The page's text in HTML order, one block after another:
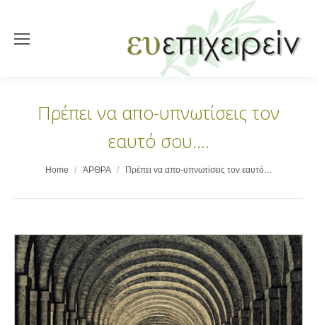
Πρέπει να απο-υπνωτίσεις τον
εαυτό σου….
You are here:
Home ΆΡΘΡΑ Πρέπει να απο-υπνωτίσεις τον εαυτό…